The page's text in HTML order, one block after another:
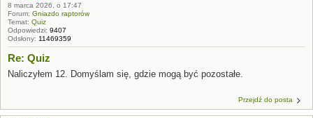
8 marca 2026, o 17:47
Forum: Gniazdo raptorów
Temat: Quiz
Odpowiedzi: 9407
Odsłony: 11469359
Re: Quiz
Naliczyłem 12. Domyślam się, gdzie mogą być pozostałe.
Przejdź do posta